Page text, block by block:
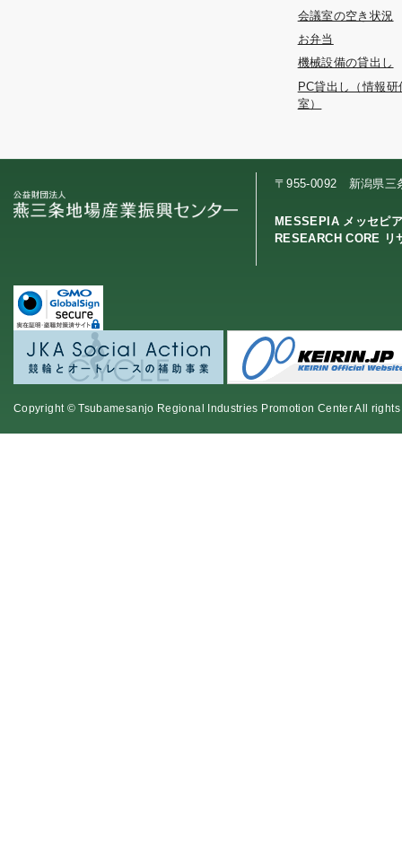
会議室の空き状況
お弁当
機械設備の貸出し
PC貸出し（情報研
室）
〒955-0092 新潟県三
MESSEPIA メッセピ
RESEARCH CORE リ
Copyright © Tsubamesanjo Regional Industries Promotion Center All